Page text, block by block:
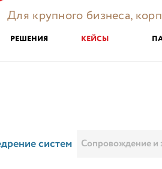
Для крупного бизнеса,
РЕШЕНИЯ КЕЙСЫ
систем Сопровождение и